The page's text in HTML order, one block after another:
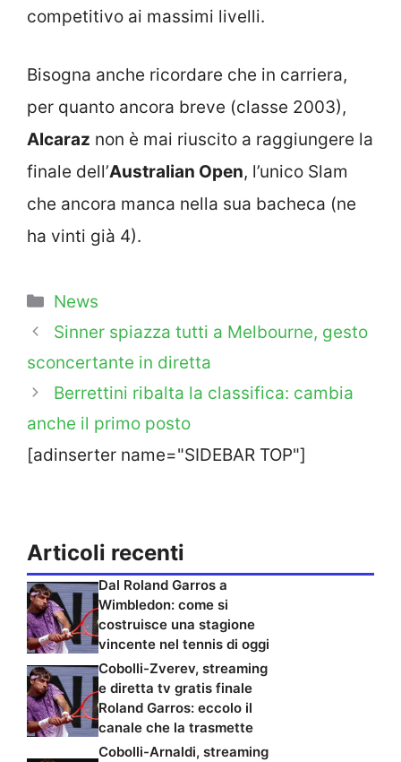
competitivo ai massimi livelli.
Bisogna anche ricordare che in carriera,
per quanto ancora breve (classe 2003),
Alcaraz non è mai riuscito a raggiungere la
finale dell’Australian Open, l’unico Slam
che ancora manca nella sua bacheca (ne
ha vinti già 4).
Categorie
News
Sinner spiazza tutti a Melbourne, gesto
sconcertante in diretta
Berrettini ribalta la classifica: cambia
anche il primo posto
[adinserter name="SIDEBAR TOP"]
Articoli recenti
Dal Roland Garros a
Wimbledon: come si
costruisce una stagione
vincente nel tennis di oggi
Cobolli-Zverev, streaming
e diretta tv gratis finale
Roland Garros: eccolo il
canale che la trasmette
Cobolli-Arnaldi, streaming